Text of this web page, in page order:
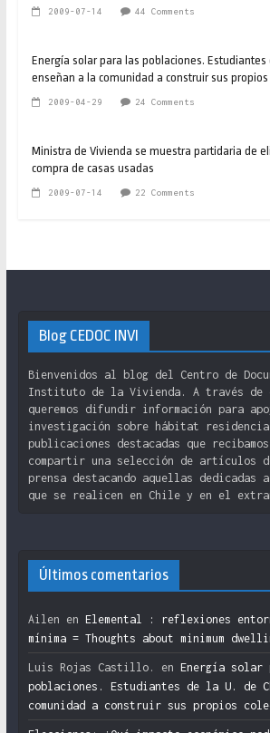
2009-07-14 44 Comments
Energía solar para las poblaciones. Estudiantes
enseñan a la comunidad a construir sus propios
2009-04-29 24 Comments
Ministra de Vivienda se muestra partidaria de
compra de casas usadas
2009-07-14 22 Comments
Blog CEDOC INVI
Bienvenidos al blog del Centro de
Instituto de la Vivienda. A través de
queremos difundir información para
investigación sobre hábitat
publicaciones destacadas que recibamos
compartir una selección de artículos
prensa destacando aquellas dedicadas
que se realicen en Chile y en el
Últimos comentarios
Ailen en Elemental : reflexiones
mínima = Thoughts about minimum
Luis Rojas Castillo. en Energía solar
poblaciones. Estudiantes de la U. de
comunidad a construir sus propios